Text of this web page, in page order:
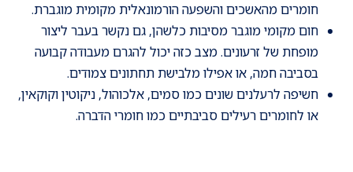
חומרים מהאשכים והשפעה הורמונאלית מקומית מוגברת.
חום מקומי מוגבר מסיבות כלשהן, גם נקשר בעבר ליצור
מופחת של זרעונים. מצב כזה יכול להגרם מעבודה קבועה
בסביבה חמה, או אפילו מלבישת תחתונים צמודים.
חשיפה לרעלנים שונים כמו סמים, אלכוהול, ניקוטין וקוקאין,
או לחומרים רעילים סביבתיים כמו חומרי הדברה.